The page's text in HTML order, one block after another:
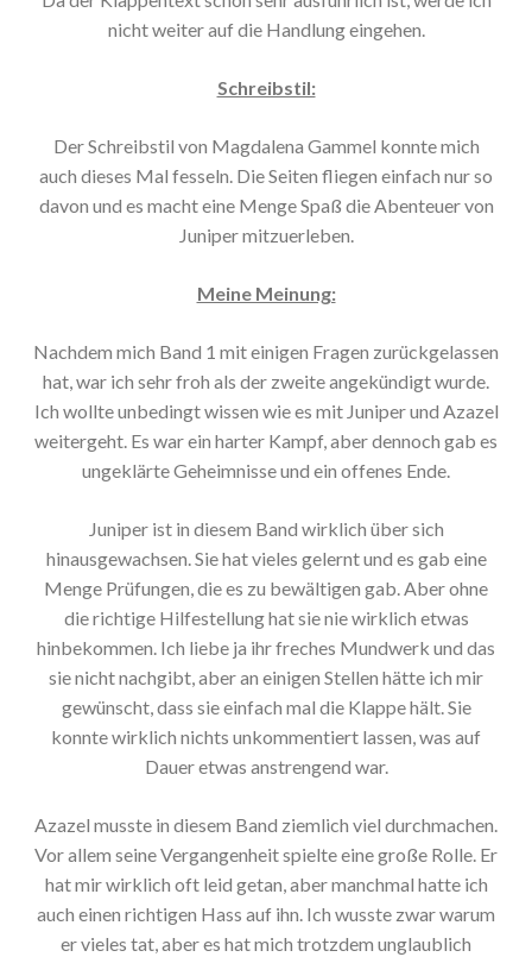
nicht weiter auf die Handlung eingehen.
Schreibstil:
Der Schreibstil von Magdalena Gammel konnte mich
auch dieses Mal fesseln. Die Seiten fliegen einfach nur so
davon und es macht eine Menge Spaß die Abenteuer von
Juniper mitzuerleben.
Meine Meinung:
Nachdem mich Band 1 mit einigen Fragen zurückgelassen
hat, war ich sehr froh als der zweite angekündigt wurde.
Ich wollte unbedingt wissen wie es mit Juniper und Azazel
weitergeht. Es war ein harter Kampf, aber dennoch gab es
ungeklärte Geheimnisse und ein offenes Ende.
Juniper ist in diesem Band wirklich über sich
hinausgewachsen. Sie hat vieles gelernt und es gab eine
Menge Prüfungen, die es zu bewältigen gab. Aber ohne
die richtige Hilfestellung hat sie nie wirklich etwas
hinbekommen. Ich liebe ja ihr freches Mundwerk und das
sie nicht nachgibt, aber an einigen Stellen hätte ich mir
gewünscht, dass sie einfach mal die Klappe hält. Sie
konnte wirklich nichts unkommentiert lassen, was auf
Dauer etwas anstrengend war.
Azazel musste in diesem Band ziemlich viel durchmachen.
Vor allem seine Vergangenheit spielte eine große Rolle. Er
hat mir wirklich oft leid getan, aber manchmal hatte ich
auch einen richtigen Hass auf ihn. Ich wusste zwar warum
er vieles tat, aber es hat mich trotzdem unglaublich